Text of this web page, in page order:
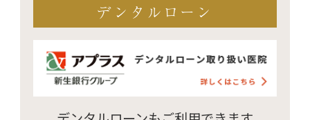
デンタルローン